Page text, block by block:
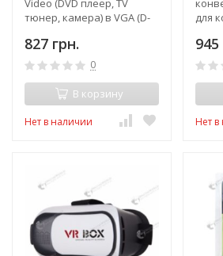
тюнер, камера) в VGA (D-
827 грн.
0
В корзину
Нет в наличии
для
Video
945
Нет